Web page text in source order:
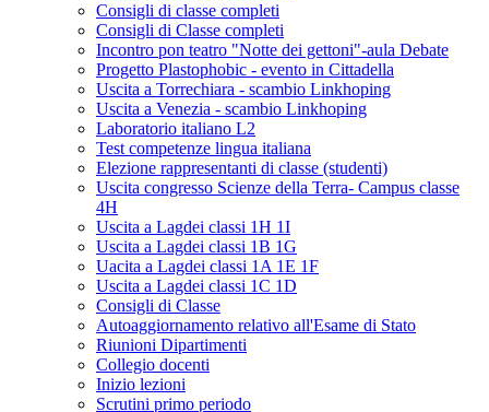
Consigli di classe completi
Consigli di Classe completi
Incontro pon teatro "Notte dei gettoni"-aula Debate
Progetto Plastophobic - evento in Cittadella
Uscita a Torrechiara - scambio Linkhoping
Uscita a Venezia - scambio Linkhoping
Laboratorio italiano L2
Test competenze lingua italiana
Elezione rappresentanti di classe (studenti)
Uscita congresso Scienze della Terra- Campus classe
4H
Uscita a Lagdei classi 1H 1I
Uscita a Lagdei classi 1B 1G
Uacita a Lagdei classi 1A 1E 1F
Uscita a Lagdei classi 1C 1D
Consigli di Classe
Autoaggiornamento relativo all'Esame di Stato
Riunioni Dipartimenti
Collegio docenti
Inizio lezioni
Scrutini primo periodo